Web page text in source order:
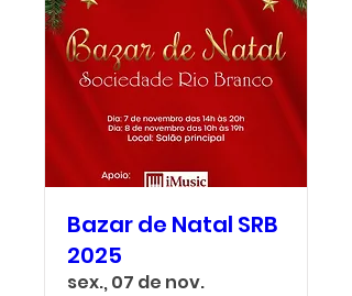
Bazar de Natal SRB
2025
sex., 07 de nov.